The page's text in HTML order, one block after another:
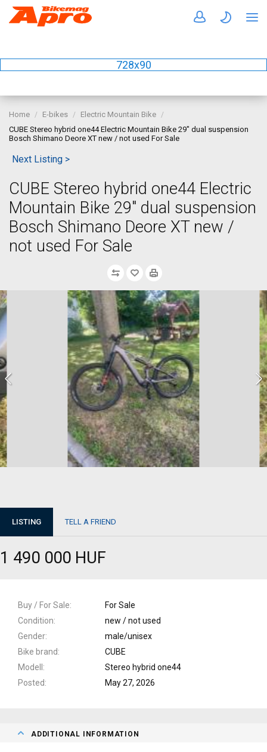
728x90
Home E-bikes
Electric Mountain Bike
CUBE Stereo hybrid one44 Electric Mountain Bike 29" dual suspension
Bosch Shimano Deore XT new / not used For Sale
Next Listing >
CUBE Stereo hybrid one44 Electric
Mountain Bike 29" dual suspension
Bosch Shimano Deore XT new /
not used For Sale
LISTING TELL A FRIEND
1 490 000 HUF
Buy / For Sale
For Sale
Condition
new / not used
Gender
male/unisex
Bike brand
CUBE
Modell
Stereo hybrid one44
Posted
May 27, 2026
ADDITIONAL INFORMATION